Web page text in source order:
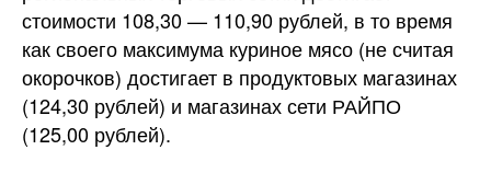
стоимости 108,30 — 110,90 рублей, в то время
как своего максимума куриное мясо (не считая
окорочков) достигает в продуктовых магазинах
(124,30 рублей) и магазинах сети РАЙПО
(125,00 рублей).